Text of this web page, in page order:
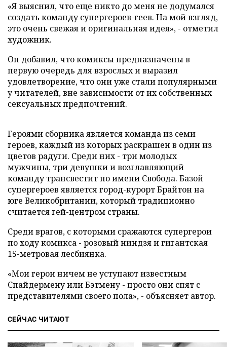
«Я выяснил, что еще никто до меня не додумался
создать команду супергероев-геев. На мой взгляд,
это очень свежая и оригинальная идея», - отметил
художник.
Он добавил, что комиксы предназначены в
первую очередь для взрослых и выразил
удовлетворение, что они уже стали популярными
у читателей, вне зависимости от их собственных
сексуальных предпочтений.
Героями сборника является команда из семи
героев, каждый из которых раскрашен в один из
цветов радуги. Среди них - три молодых
мужчины, три девушки и возглавляющий
команду трансвестит по имени Свобода. Базой
супергероев является город-курорт Брайтон на
юге Великобритании, который традиционно
считается гей-центром страны.
Среди врагов, с которыми сражаются супергерои
по ходу комикса - розовый ниндзя и гигантская
15-метровая лесбиянка.
«Мои герои ничем не уступают известным
Спайдермену или Бэтмену - просто они спят с
представителями своего пола», - объясняет автор.
СЕЙЧАС ЧИТАЮТ